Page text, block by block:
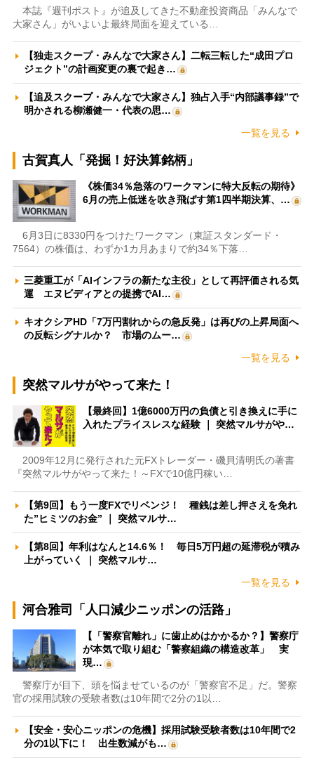
本誌『週刊ポスト』が追及してきた不動産投資商品「みんなで
大家さん」がいよいよ最終局面を迎えている…
【独走スクープ・みんなで大家さん】二転三転した“成田プロ
ジェクト”の計画変更の裏で起き…
【追及スクープ・みんなで大家さん】独占入手“内部議事録”で
明かされる柳瀬健一・代表の思…
一覧を見る
古賀真人「発掘！好決算銘柄」
《株価34％急落のワークマンに特大反転の期待》
6月の売上低迷を吹き飛ばす第1四半期決算、…
6月3日に8330円をつけたワークマン（東証スタンダード・
7564）の株価は、わずか1カ月あまりで約34％下落…
三菱重工が「AIインフラの新たな主役」として再評価される気
運 エヌビディアとの提携でAI…
キオクシアHD「7万円割れからの急反発」は再びの上昇局面へ
の反転シグナルか？ 市場のムー…
一覧を見る
突然マルサがやって来た！
【最終回】1億6000万円の負債と引き換えに手に
入れたプライスレスな経験 ｜ 突然マルサがや…
2009年12月に発行された元FXトレーダー・磯貝清明氏の著書
『突然マルサがやって来た！～FXで10億円稼い…
【第9回】もう一度FXでリベンジ！ 種銭は差し押さえを免れ
た”ヒミツのお金” ｜ 突然マルサ…
【第8回】年利はなんと14.6％！ 毎日5万円超の延滞税が積み
上がっていく ｜ 突然マルサ…
一覧を見る
河合雅司「人口減少ニッポンの活路」
【「警察官離れ」に歯止めはかかるか？】警察庁
が本気で取り組む「警察組織の構造改革」 実
現…
警察庁が目下、頭を悩ませているのが「警察官不足」だ。警察
官の採用試験の受験者数は10年間で2分の1以…
【安全・安心ニッポンの危機】採用試験受験者数は10年間で2
分の1以下に！ 出生数減がも…